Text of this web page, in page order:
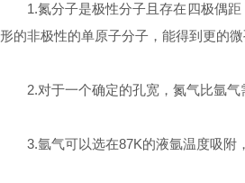
1.氮分子是极性分子且存在四极偶距
形的非极性的单原子分子，能得到更的微
2.对于一个确定的孔宽，氮气比氩气
3.氩气可以选在87K的液氩温度吸附